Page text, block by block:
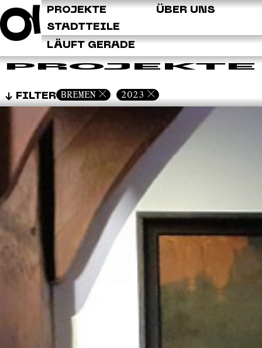
ÜBER UNS
PROJEKTE
STADTTEILE
LÄUFT GERADE
PROJEKTE
FILTER BREMEN 2023